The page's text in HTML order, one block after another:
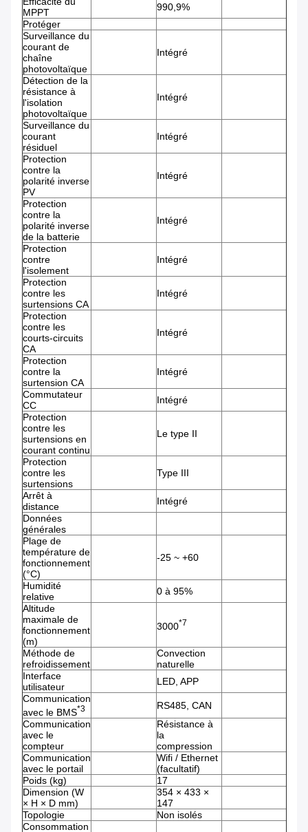
MPPT
990,9%
Protéger
Surveillance du
courant de
chaîne
photovoltaïque
Intégré
Détection de la
résistance à
l'isolation
photovoltaïque
Intégré
Surveillance du
courant
résiduel
Intégré
Protection
contre la
polarité inverse
PV
Intégré
Protection
contre la
polarité inverse
de la batterie
Intégré
Protection
contre
l'isolement
Intégré
Protection
contre les
surtensions CA
Intégré
Protection
contre les
courts-circuits
CA
Intégré
Protection
contre la
surtension CA
Intégré
Commutateur
CC
Intégré
Protection
contre les
surtensions en
courant continu
Le type II
Protection
contre les
surtensions
Type III
Arrêt à
distance
Intégré
Données
générales
Plage de
température de
fonctionnement
(°C)
-25 ~ +60
Humidité
relative
0 à 95%
Altitude
maximale de
fonctionnement
(m)
3000*7
Méthode de
refroidissement
Convection
naturelle
Interface
utilisateur
LED, APP
Communication
avec le BMS*3
RS485, CAN
Communication
avec le
compteur
Résistance à
la
compression
Communication
avec le portail
Wifi / Ethernet
(facultatif)
Poids (kg)
17
Dimension (W
× H × D mm)
354 × 433 ×
147
Topologie
Non isolés
Consommation